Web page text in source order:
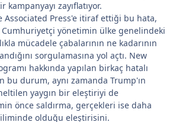
zayıflatıyor.
Associated Press'e itiraf ettiği bu hata,
yönetimin ülke genelindeki
mücadele çabalarının ne kadarının
sorgulamasına yol açtı. New
hakkında yapılan birkaç hatalı
bu durum, aynı zamanda Trump'ın
yaygın bir eleştiriyi de
önce saldırma, gerçekleri ise daha
olduğu eleştirisini.